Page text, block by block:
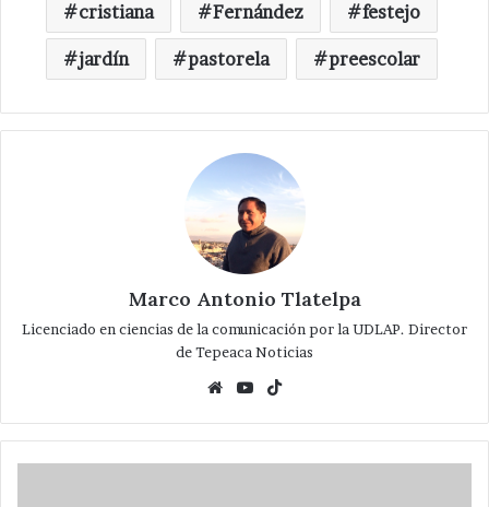
cristiana Fernández festejo
jardín pastorela preescolar
Marco Antonio Tlatelpa
Licenciado en ciencias de la comunicación por la UDLAP. Director
de Tepeaca Noticias
WebsiteYouTube